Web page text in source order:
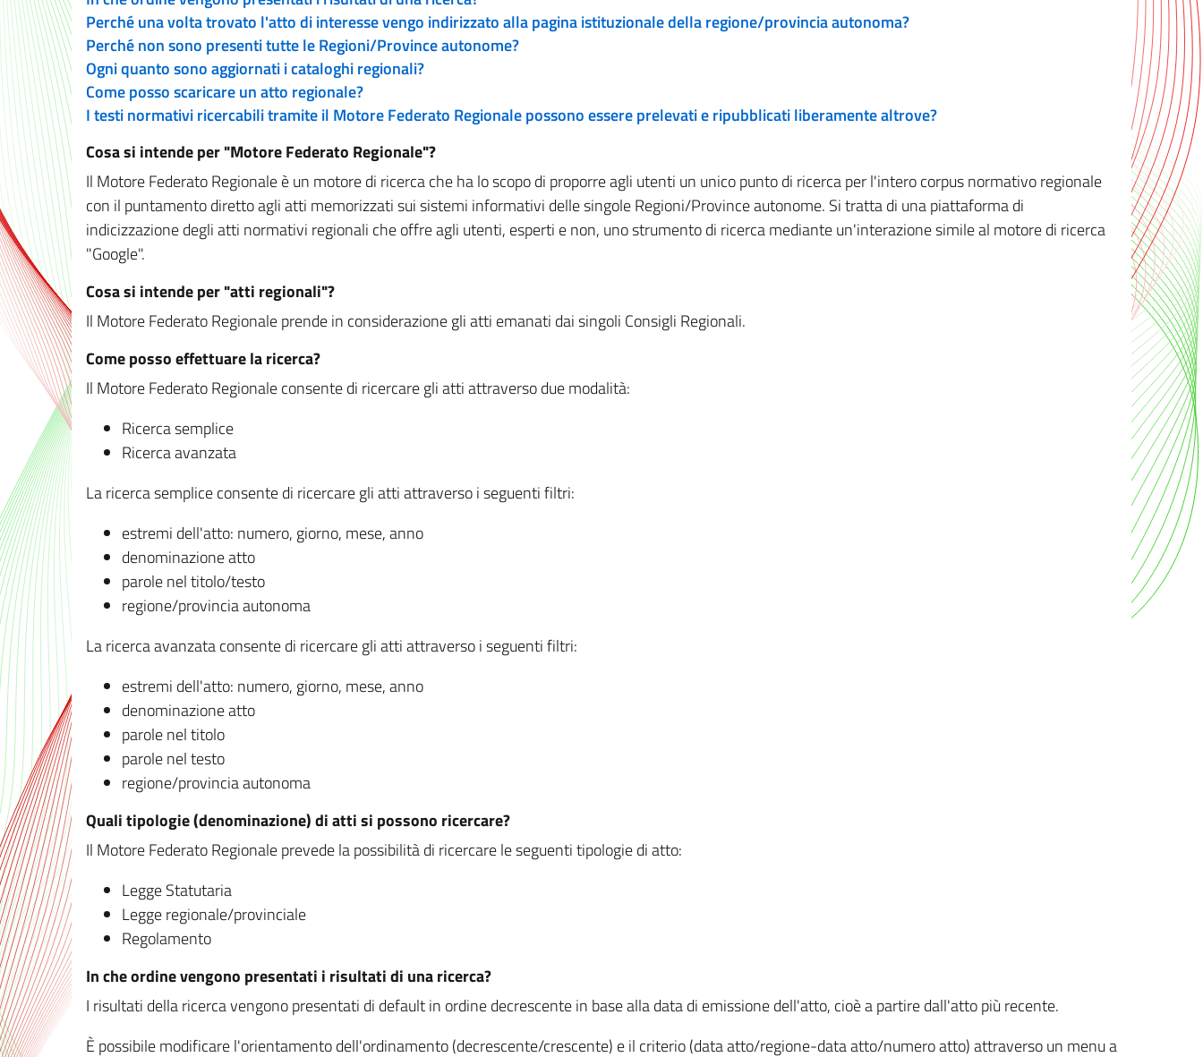
Perché una volta trovato l'atto di interesse vengo indirizzato alla pagina istituzionale della regione/provincia autonoma?
Perché non sono presenti tutte le Regioni/Province autonome?
Ogni quanto sono aggiornati i cataloghi regionali?
Come posso scaricare un atto regionale?
I testi normativi ricercabili tramite il Motore Federato Regionale possono essere prelevati e ripubblicati liberamente altrove?
Cosa si intende per "Motore Federato Regionale"?
Il Motore Federato Regionale è un motore di ricerca che ha lo scopo di proporre agli utenti un unico punto di ricerca per l'intero corpus normativo regionale
con il puntamento diretto agli atti memorizzati sui sistemi informativi delle singole Regioni/Province autonome. Si tratta di una piattaforma di
indicizzazione degli atti normativi regionali che offre agli utenti, esperti e non, uno strumento di ricerca mediante un'interazione simile al motore di ricerca
"Google".
Cosa si intende per "atti regionali"?
Il Motore Federato Regionale prende in considerazione gli atti emanati dai singoli Consigli Regionali.
Come posso effettuare la ricerca?
Il Motore Federato Regionale consente di ricercare gli atti attraverso due modalità:
Ricerca semplice
Ricerca avanzata
La ricerca semplice consente di ricercare gli atti attraverso i seguenti filtri:
estremi dell'atto: numero, giorno, mese, anno
denominazione atto
parole nel titolo/testo
regione/provincia autonoma
La ricerca avanzata consente di ricercare gli atti attraverso i seguenti filtri:
estremi dell'atto: numero, giorno, mese, anno
denominazione atto
parole nel titolo
parole nel testo
regione/provincia autonoma
Quali tipologie (denominazione) di atti si possono ricercare?
Il Motore Federato Regionale prevede la possibilità di ricercare le seguenti tipologie di atto:
Legge Statutaria
Legge regionale/provinciale
Regolamento
In che ordine vengono presentati i risultati di una ricerca?
I risultati della ricerca vengono presentati di default in ordine decrescente in base alla data di emissione dell'atto, cioè a partire dall'atto più recente.
È possibile modificare l'orientamento dell'ordinamento (decrescente/crescente) e il criterio (data atto/regione-data atto/numero atto) attraverso un menu a